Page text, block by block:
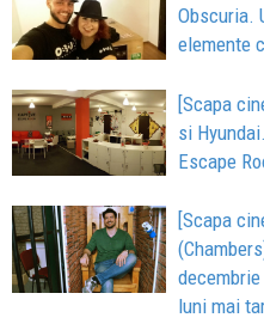
Obscuria.
elemente
[Scapa
si
Escape
[Scapa
luni mai